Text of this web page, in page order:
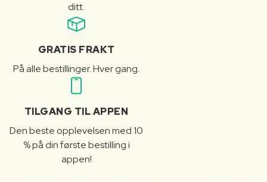
ditt.
GRATIS FRAKT
På alle bestillinger. Hver gang.
TILGANG TIL APPEN
Den beste opplevelsen med 10
% på din første bestilling i
appen!